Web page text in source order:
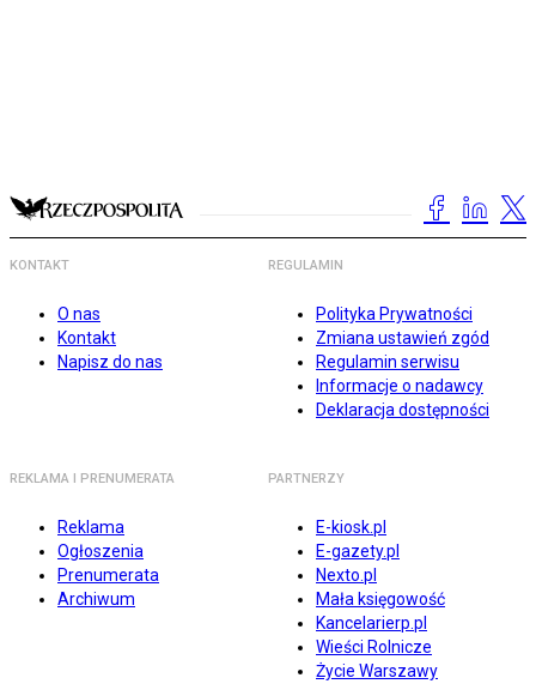
KONTAKT
O nas
Kontakt
Napisz do nas
REGULAMIN
Polityka Prywatności
Zmiana ustawień zgód
Regulamin serwisu
Informacje o nadawcy
Deklaracja dostępności
REKLAMA I PRENUMERATA
Reklama
Ogłoszenia
Prenumerata
Archiwum
PARTNERZY
E-kiosk.pl
E-gazety.pl
Nexto.pl
Mała księgowość
Kancelarierp.pl
Wieści Rolnicze
Życie Warszawy